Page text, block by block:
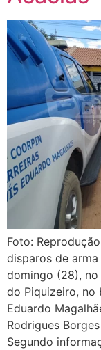
Foto:
disparos de
domingo (28),
do Piquizeiro, no
Eduardo
Rodrigues
Segundo